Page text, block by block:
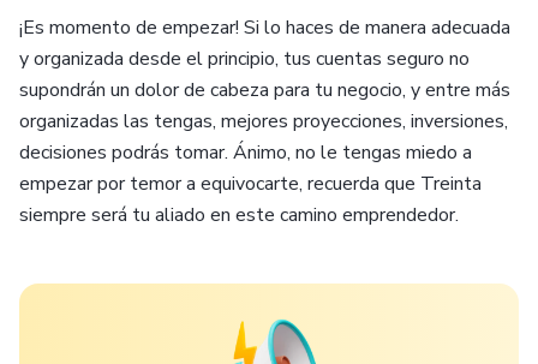
¡Es momento de empezar! Si lo haces de manera adecuada
y organizada desde el principio, tus cuentas seguro no
supondrán un dolor de cabeza para tu negocio, y entre más
organizadas las tengas, mejores proyecciones, inversiones,
decisiones podrás tomar. Ánimo, no le tengas miedo a
empezar por temor a equivocarte, recuerda que Treinta
siempre será tu aliado en este camino emprendedor.